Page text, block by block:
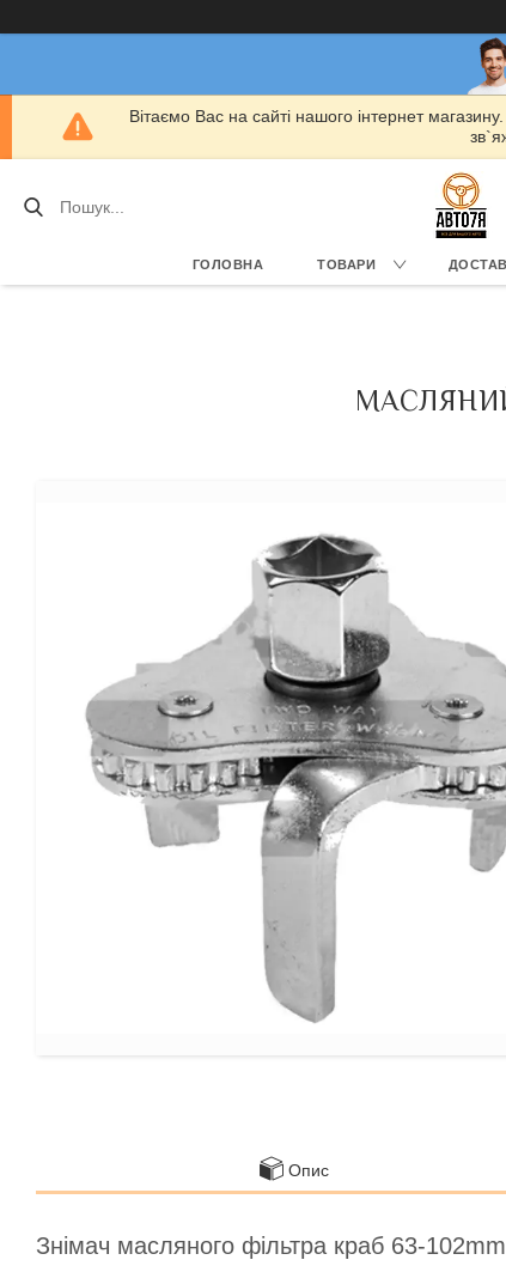
Вітаємо Вас на сайті нашого інтернет
ГОЛОВНА ТОВАРИ
МАСЛЯНИЙ
Опис
Знімач масляного фільтра краб 63-